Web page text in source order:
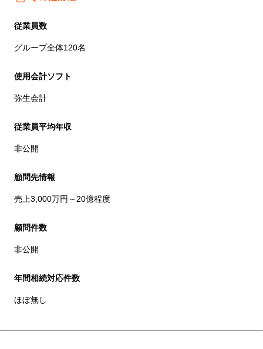
従業員数
グループ全体120名
使用会計ソフト
弥生会計
従業員平均年収
非公開
顧問先情報
売上3,000万円～20億程度
顧問件数
非公開
年間相続対応件数
ほぼ無し